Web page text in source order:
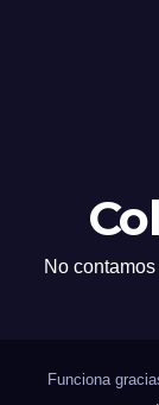
No
Funciona